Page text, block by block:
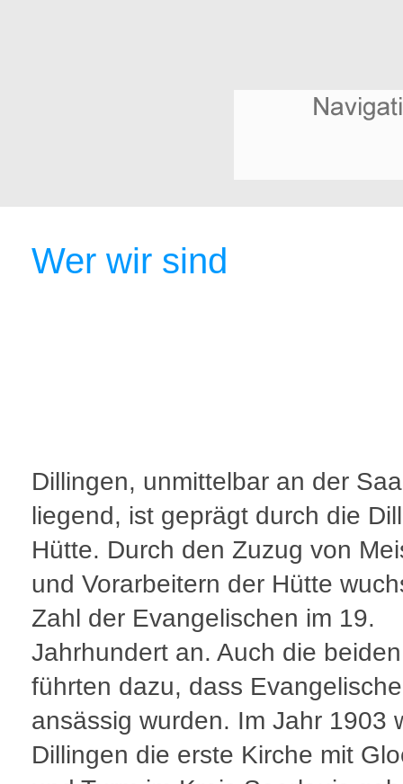
Wer wir sind
Dillingen, unmittelbar an der
liegend, ist geprägt durch die
Hütte. Durch den Zuzug von
und Vorarbeitern der Hütte
Zahl der Evangelischen im 19.
Jahrhundert an. Auch die
führten dazu, dass
ansässig wurden. Im Jahr 1903
Dillingen die erste Kirche mit